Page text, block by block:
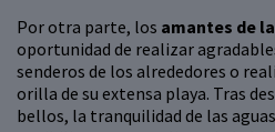
Por otra parte, los amantes de
oportunidad de realizar
senderos de los alrededores o
orilla de su extensa playa. Tras
bellos, la tranquilidad de las